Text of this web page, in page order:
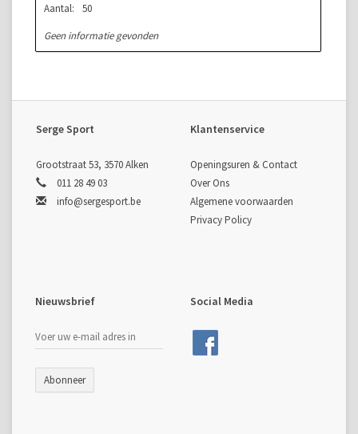
Aantal:
50
Geen informatie gevonden
Serge Sport
Grootstraat 53, 3570 Alken
011 28 49 03
info@sergesport.be
Klantenservice
Openingsuren & Contact
Over Ons
Algemene voorwaarden
Privacy Policy
Nieuwsbrief
Abonneer
Social Media